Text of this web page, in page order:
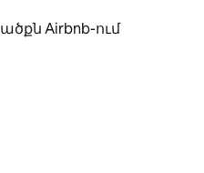
Airbnb-ում